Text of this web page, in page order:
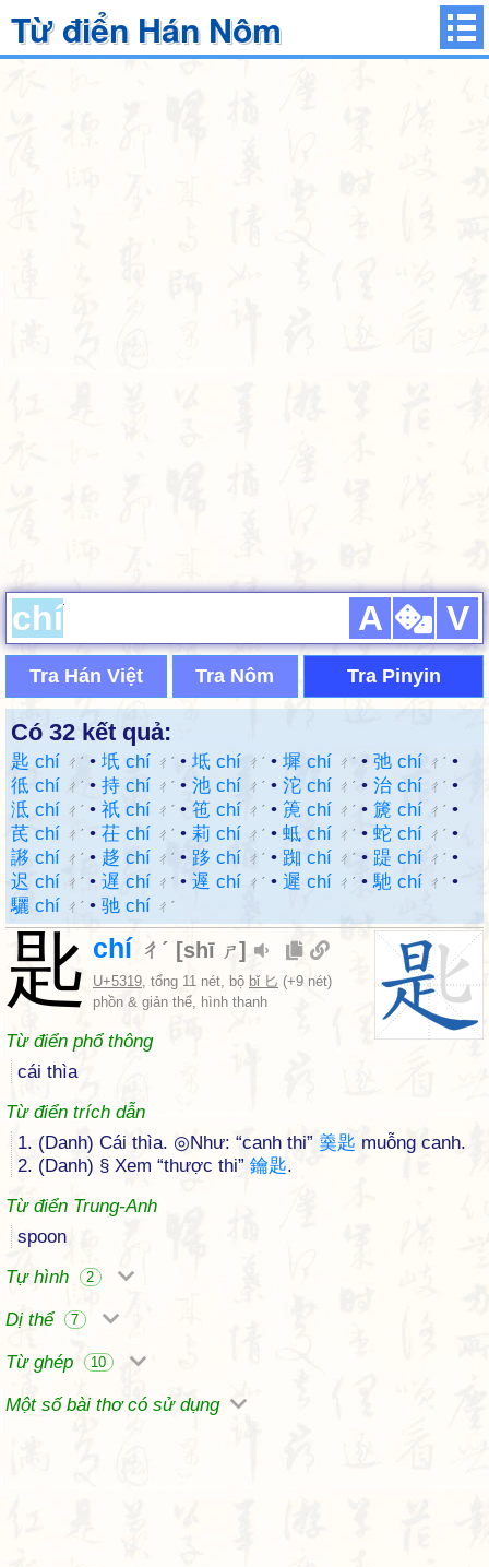
Từ điển Hán Nôm
A V
Tra Hán Việt Tra Nôm Tra Pinyin
Có 32 kết quả:
匙 chí ㄔˊ • 坁 chí ㄔˊ • 坻 chí ㄔˊ • 墀 chí ㄔˊ • 弛 chí ㄔˊ •
彽 chí ㄔˊ • 持 chí ㄔˊ • 池 chí ㄔˊ • 沱 chí ㄔˊ • 治 chí ㄔˊ •
泜 chí ㄔˊ • 祇 chí ㄔˊ • 竾 chí ㄔˊ • 箎 chí ㄔˊ • 篪 chí ㄔˊ •
芪 chí ㄔˊ • 茌 chí ㄔˊ • 莉 chí ㄔˊ • 蚳 chí ㄔˊ • 蛇 chí ㄔˊ •
謻 chí ㄔˊ • 趍 chí ㄔˊ • 跢 chí ㄔˊ • 踟 chí ㄔˊ • 踶 chí ㄔˊ •
迟 chí ㄔˊ • 遅 chí ㄔˊ • 遟 chí ㄔˊ • 遲 chí ㄔˊ •馳 chí ㄔˊ •
驪 chí ㄔˊ • 驰 chí ㄔˊ
匙 chí ㄔˊ [shī ㄕ]
U+5319, tổng 11 nét, bộ bǐ 匕 (+9 nét)
phồn & giản thể, hình thanh
Từ điển phổ thông
cái thìa
Từ điển trích dẫn
1. (Danh) Cái thìa. ◎Như: “canh thi” 羹匙 muỗng canh.
2. (Danh) § Xem “thược thi” 鑰匙.
Từ điển Trung-Anh
spoon
Tự hình
2
Dị thể 7
Từ ghép 10
Một số bài thơ có sử dụng